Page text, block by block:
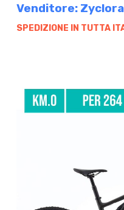
Venditore: Zyclora
SPEDIZIONE IN TUTTA